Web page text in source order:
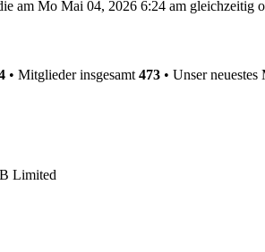
am Mo Mai 04, 2026 6:24 am gleichzeitig
• Mitglieder insgesamt 473 • Unser
Limited